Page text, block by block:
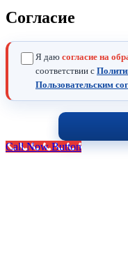
Согласие
Я даю согласие на
соответствии с
Пользовательским
Call Now Button